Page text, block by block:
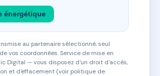
énergétique
au partenaire sélectionné, seul
vos coordonnées. Service de mise en
Digital — vous disposez d'un droit d'accès,
et d'effacement (voir politique de